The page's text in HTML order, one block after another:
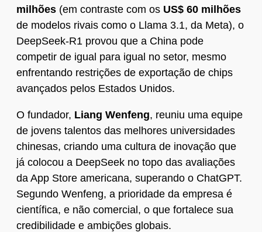
milhões (em contraste com os US$ 60 milhões
de modelos rivais como o Llama 3.1, da Meta), o
DeepSeek-R1 provou que a China pode
competir de igual para igual no setor, mesmo
enfrentando restrições de exportação de chips
avançados pelos Estados Unidos.
O fundador, Liang Wenfeng, reuniu uma equipe
de jovens talentos das melhores universidades
chinesas, criando uma cultura de inovação que
já colocou a DeepSeek no topo das avaliações
da App Store americana, superando o ChatGPT.
Segundo Wenfeng, a prioridade da empresa é
científica, e não comercial, o que fortalece sua
credibilidade e ambições globais.